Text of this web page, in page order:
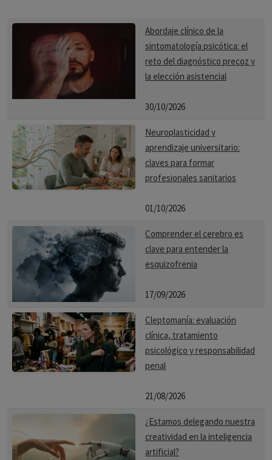
Abordaje clínico de la
sintomatología psicótica: el
reto del diagnóstico precoz y
la elección asistencial
30/10/2026
Neuroplasticidad y
aprendizaje universitario:
claves para formar
profesionales sanitarios
01/10/2026
Comprender el cerebro es
clave para entender la
esquizofrenia
17/09/2026
Cleptomanía: evaluación
clínica, tratamiento
psicológico y responsabilidad
penal
21/08/2026
¿Estamos delegando nuestra
creatividad en la inteligencia
artificial?